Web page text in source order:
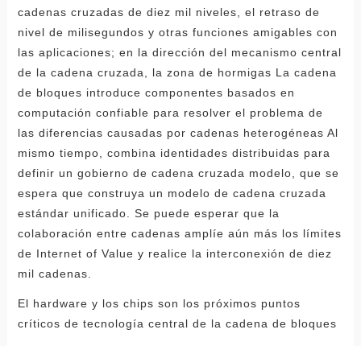
cadenas cruzadas de diez mil niveles, el retraso de
nivel de milisegundos y otras funciones amigables con
las aplicaciones; en la dirección del mecanismo central
de la cadena cruzada, la zona de hormigas La cadena
de bloques introduce componentes basados ​​en
computación confiable para resolver el problema de
las diferencias causadas por cadenas heterogéneas Al
mismo tiempo, combina identidades distribuidas para
definir un gobierno de cadena cruzada modelo, que se
espera que construya un modelo de cadena cruzada
estándar unificado. Se puede esperar que la
colaboración entre cadenas amplíe aún más los límites
de Internet of Value y realice la interconexión de diez
mil cadenas.
El hardware y los chips son los próximos puntos
críticos de tecnología central de la cadena de bloques